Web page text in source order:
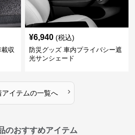
収
¥6,940 (税込)
防災グッズ 車内プライバシー遮
光サンシェード
アイテムの一覧へ ›
のおすすめアイテム